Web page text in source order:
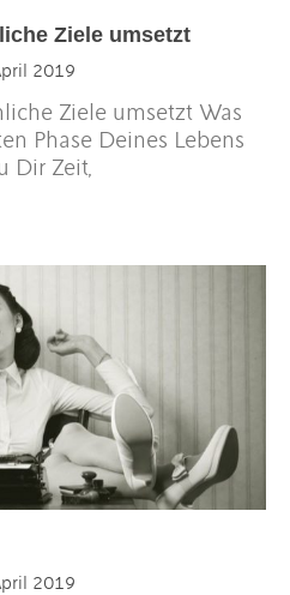
Ziele umsetzt
2019
Ziele umsetzt Was
Phase Deines Lebens
Dir Zeit,
2019